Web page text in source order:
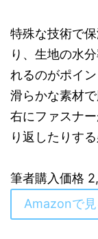
特殊な技術で
り、生地の水
れるのがポイン
滑らかな素材
右にファスナ
り返したりす
筆者購入価格
Amazonで見